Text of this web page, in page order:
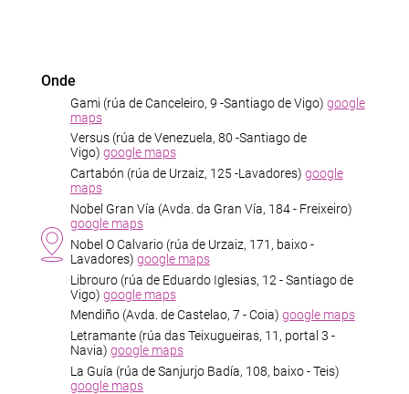
Onde
Gami (rúa de Canceleiro, 9 -Santiago de Vigo) google
maps
Versus (rúa de Venezuela, 80 -Santiago de
Vigo) google maps
Cartabón (rúa de Urzaiz, 125 -Lavadores) google
maps
Nobel Gran Vía (Avda. da Gran Vía, 184 - Freixeiro)
google maps
Nobel O Calvario (rúa de Urzaiz, 171, baixo -
Lavadores) google maps
Librouro (rúa de Eduardo Iglesias, 12 - Santiago de
Vigo) google maps
Mendiño (Avda. de Castelao, 7 - Coia) google maps
Letramante (rúa das Teixugueiras, 11, portal 3 -
Navia) google maps
La Guía (rúa de Sanjurjo Badía, 108, baixo - Teis)
google maps